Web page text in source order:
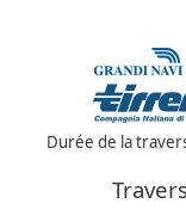
Durée de la